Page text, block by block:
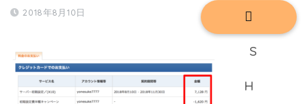
2018年8月10日